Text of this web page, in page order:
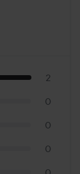
2
0
0
0